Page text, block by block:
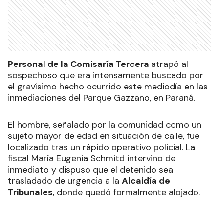
Personal de la Comisaría Tercera atrapó al
sospechoso que era intensamente buscado por
el gravísimo hecho ocurrido este mediodía en las
inmediaciones del Parque Gazzano, en Paraná.
El hombre, señalado por la comunidad como un
sujeto mayor de edad en situación de calle, fue
localizado tras un rápido operativo policial. La
fiscal María Eugenia Schmitd intervino de
inmediato y dispuso que el detenido sea
trasladado de urgencia a la Alcaidía de
Tribunales, donde quedó formalmente alojado.